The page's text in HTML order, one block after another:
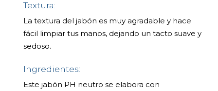
Textura:
La textura del jabón es muy agradable y hace
fácil limpiar tus manos, dejando un tacto suave y
sedoso.
Ingredientes:
Este jabón PH neutro se elabora con